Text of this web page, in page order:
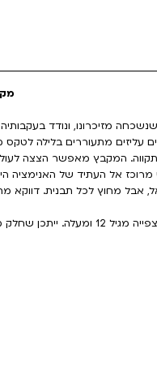
מקבץ 2 בתחרות
מזיכרונו, ונודד
עליזים מתעוררים בלילה
אל העתיד של האנימציה
אבל מחוץ לכל תבנית. דווקא